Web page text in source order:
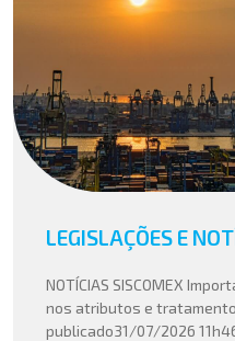
LEGISLAÇÕES E
NOTÍCIAS SISCOMEX
nos atributos e
publicado31/07/2026